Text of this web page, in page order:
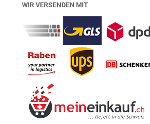
WIR VERSENDEN MIT